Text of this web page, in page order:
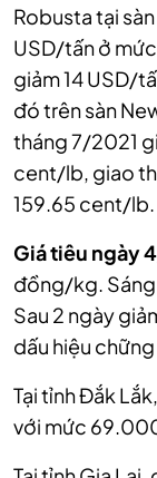
Robusta tại
USD/tấn ở
giảm 14 USD/
đó trên sàn
tháng 7/2021
cent/lb, giao
159.65 cent/lb.
Giá tiêu ngày
đồng/kg.
Sau 2 ngày
dấu hiệu chững
Tại tỉnh Đắk
với mức